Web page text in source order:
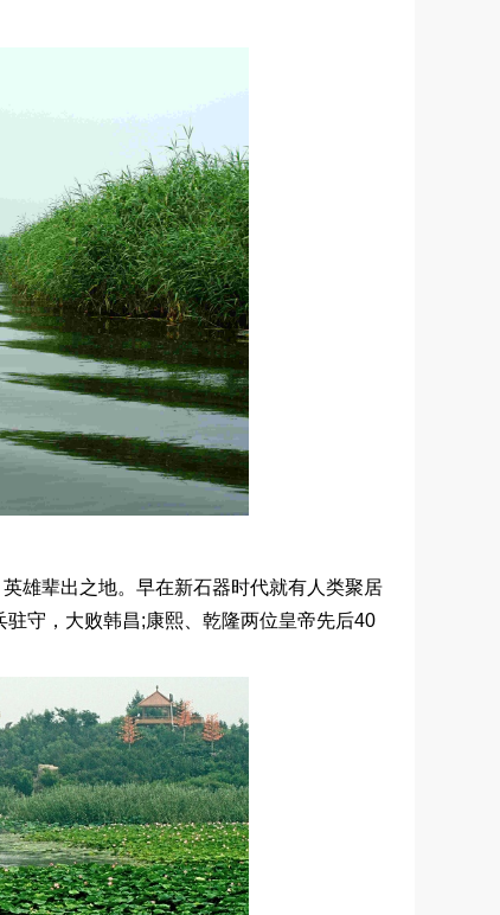
雄辈出之地。早在新石器时代就有人类聚居
守，大败韩昌;康熙、乾隆两位皇帝先后40